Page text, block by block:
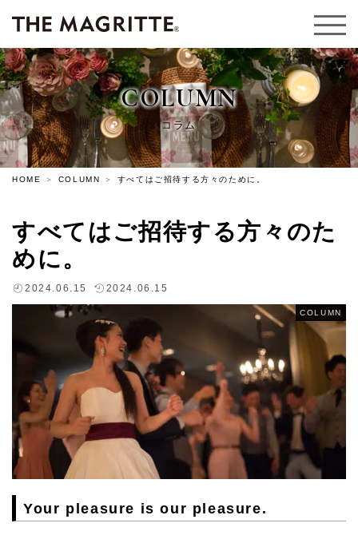
COLUMN
コラム
HOME COLUMN すべてはご招待する方々のために。
すべてはご招待する方々のた
めに。
2024.06.15 2024.06.15
COLUMN
Your pleasure is our pleasure.